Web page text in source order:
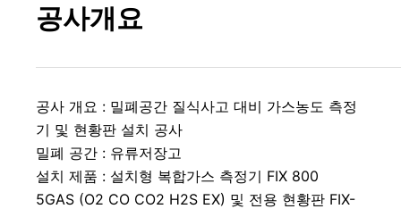
공사개요
공사 개요 : 밀폐공간 질식사고 대비 가스농도 측정
기 및 현황판 설치 공사
밀폐 공간 : 유류저장고
설치 제품 : 설치형 복합가스 측정기 FIX 800
5GAS (O2 CO CO2 H2S EX) 및 전용 현황판 FIX-